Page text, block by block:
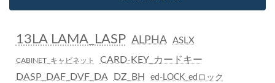
13LA LAMA_LASP ALPHA ASLX
CABINET_キャビネット
CARD-KEY_カードキー
DASP_DAF_DVF_DA
DZ_BH ed-LOCK_edロック